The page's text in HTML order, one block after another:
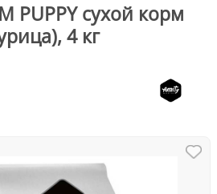
PUPPY сухой корм
4 кг